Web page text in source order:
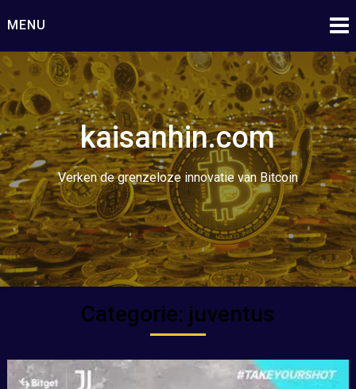
naar
inhoud
MENU
kaisanhin.com
Verken de grenzeloze innovatie van Bitcoin
Categorie: juventus